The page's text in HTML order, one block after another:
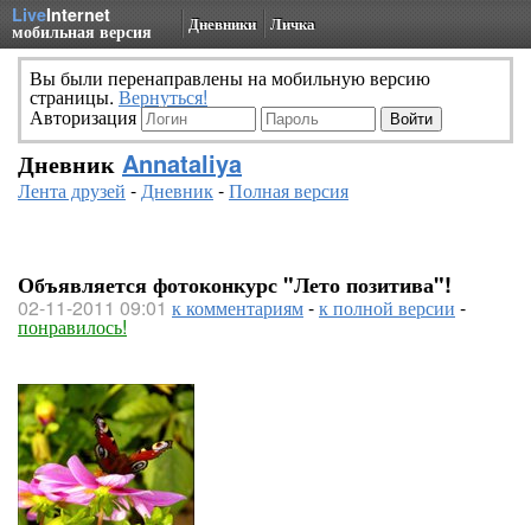
LiveInternet
мобильная версия Дневники Личка
Вы были перенаправлены на мобильную версию
страницы. Вернуться!
Авторизация
Дневник Annataliya
Лента друзей -Дневник-Полная версия
Объявляется фотоконкурс "Лето позитива"!
02-11-2011 09:01 к комментариям-к полной версии -
понравилось!